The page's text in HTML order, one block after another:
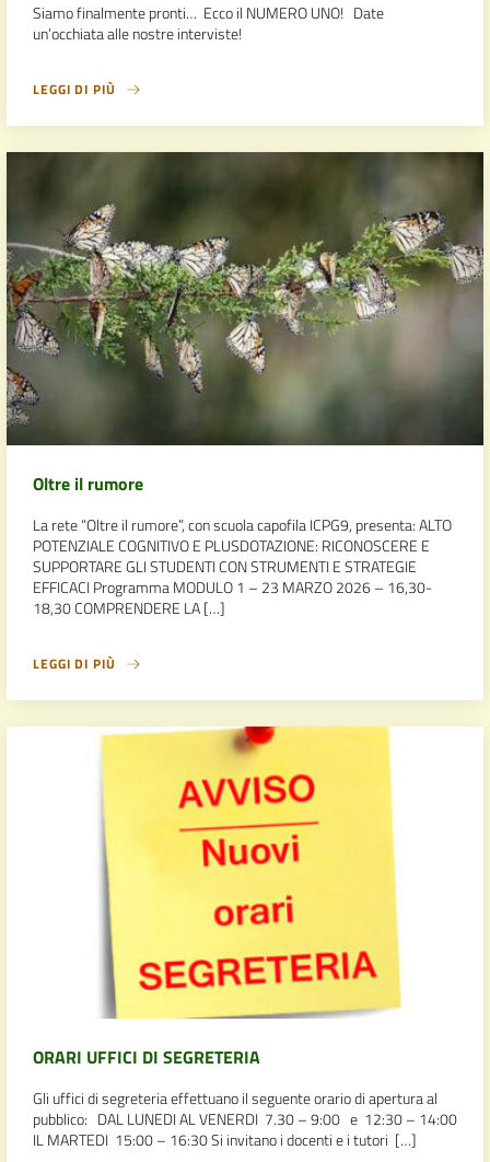
Siamo finalmente pronti… Ecco il NUMERO UNO! Date
un’occhiata alle nostre interviste!
LEGGI DI PIÙ
Oltre il rumore
La rete “Oltre il rumore”, con scuola capofila ICPG9, presenta: ALTO
POTENZIALE COGNITIVO E PLUSDOTAZIONE: RICONOSCERE E
SUPPORTARE GLI STUDENTI CON STRUMENTI E STRATEGIE
EFFICACI Programma MODULO 1 – 23 MARZO 2026 – 16,30-
18,30 COMPRENDERE LA […]
LEGGI DI PIÙ
ORARI UFFICI DI SEGRETERIA
Gli uffici di segreteria effettuano il seguente orario di apertura al
pubblico: DAL LUNEDI AL VENERDI 7.30 – 9:00 e 12:30 – 14:00
IL MARTEDI 15:00 – 16:30 Si invitano i docenti e i tutori […]